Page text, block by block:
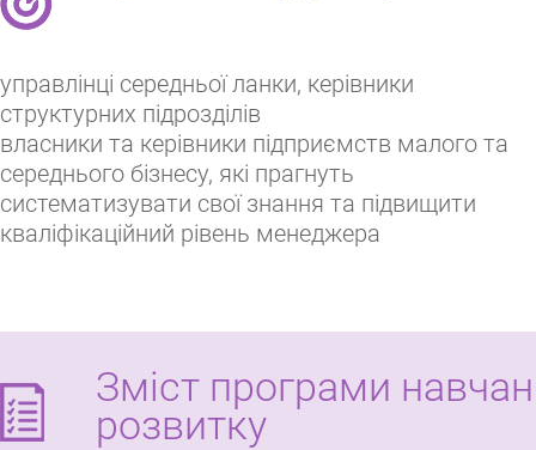
управлінці середньої ланки, керівники
структурних підрозділів
власники та керівники підприємств малого та
середнього бізнесу, які прагнуть
систематизувати свої знання та підвищити
кваліфікаційний рівень менеджера
Зміст програми
розвитку